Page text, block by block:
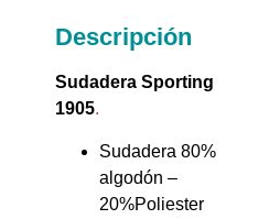
Descripción
Sudadera Sporting
1905.
Sudadera 80%
algodón –
20%Poliester